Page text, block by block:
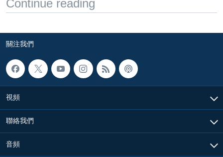
Continue reading
關注我們
視頻
聯絡我們
音頻